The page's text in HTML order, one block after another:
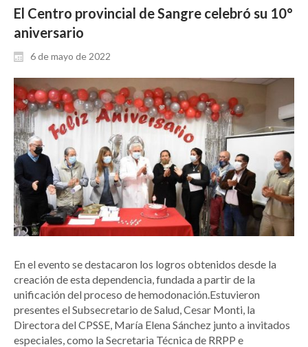
El Centro provincial de Sangre celebró su 10°
aniversario
6 de mayo de 2022
En el evento se destacaron los logros obtenidos desde la
creación de esta dependencia, fundada a partir de la
unificación del proceso de hemodonación.Estuvieron
presentes el Subsecretario de Salud, Cesar Monti, la
Directora del CPSSE, María Elena Sánchez junto a invitados
especiales, como la Secretaria Técnica de RRPP e